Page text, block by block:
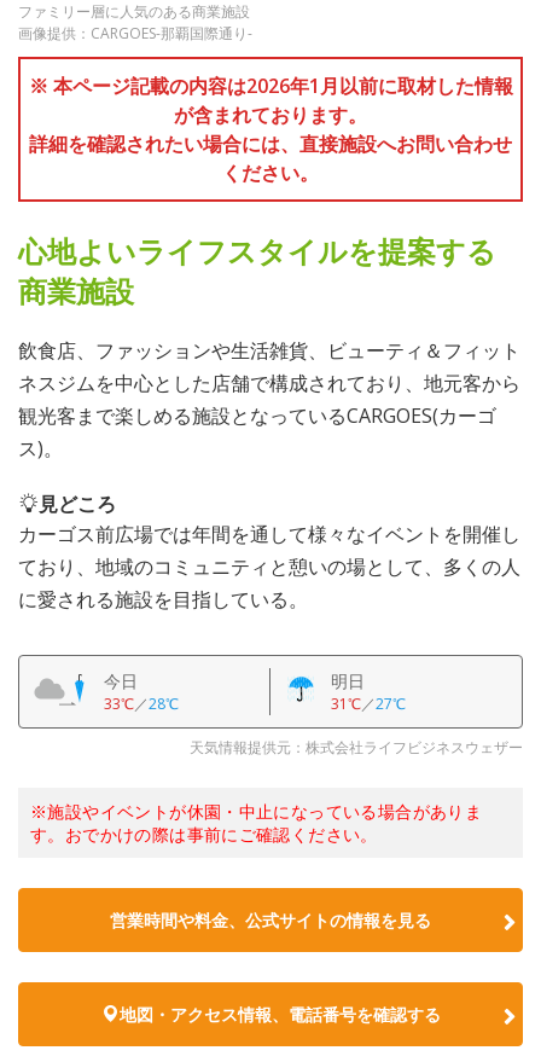
ファミリー層に人気のある商業施設
画像提供：CARGOES-那覇国際通り-
※ 本ページ記載の内容は2026年1月以前に取材した情報
が含まれております。
詳細を確認されたい場合には、直接施設へお問い合わせ
ください。
心地よいライフスタイルを提案する
商業施設
飲食店、ファッションや生活雑貨、ビューティ＆フィット
ネスジムを中心とした店舗で構成されており、地元客から
観光客まで楽しめる施設となっているCARGOES(カーゴ
ス)。
見どころ
カーゴス前広場では年間を通して様々なイベントを開催し
ており、地域のコミュニティと憩いの場として、多くの人
に愛される施設を目指している。
今日
33℃／28℃
明日
31℃／27℃
天気情報提供元：株式会社ライフビジネスウェザー
※施設やイベントが休園・中止になっている場合がありま
す。おでかけの際は事前にご確認ください。
営業時間や料金、公式サイトの情報を見る
地図・アクセス情報、電話番号を確認する